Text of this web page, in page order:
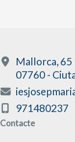
Mallorca, 65
07760 -
971480237
Contacte